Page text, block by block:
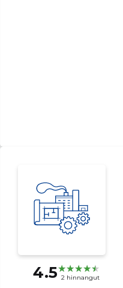
4.5 2 hinnangut